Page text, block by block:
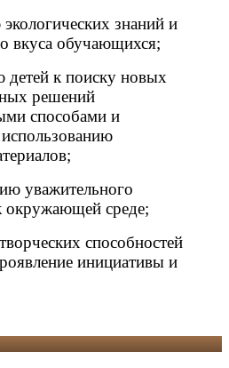
знаний и
вкуса обучающихся;
детей к поиску новых
решений
способами и
уважительного
окружающей среде;
способностей
инициативы и